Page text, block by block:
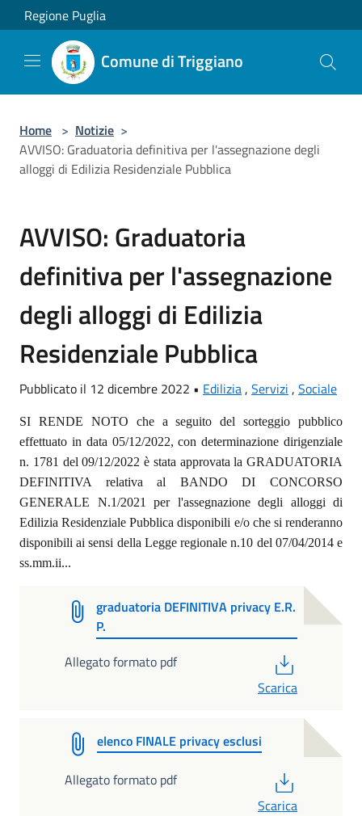
Salta al contenuto principale
Regione Puglia
Comune di Triggiano
Home > Notizie >
AVVISO: Graduatoria definitiva per l'assegnazione degli
alloggi di Edilizia Residenziale Pubblica
AVVISO: Graduatoria
definitiva per l'assegnazione
degli alloggi di Edilizia
Residenziale Pubblica
Pubblicato il 12 dicembre 2022 • Edilizia, Servizi , Sociale
SI RENDE NOTO che a seguito del sorteggio pubblico
effettuato in data 05/12/2022, con determinazione dirigenziale
n. 1781 del 09/12/2022 è stata approvata la GRADUATORIA
DEFINITIVA relativa al BANDO DI CONCORSO
GENERALE N.1/2021 per l'assegnazione degli alloggi di
Edilizia Residenziale Pubblica disponibili e/o che si renderanno
disponibili ai sensi della Legge regionale n.10 del 07/04/2014 e
ss.mm.ii...
graduatoria DEFINITIVA privacy E.R.
P.
Allegato formato pdf
Scarica
elenco FINALE privacy esclusi
Allegato formato pdf
Scarica